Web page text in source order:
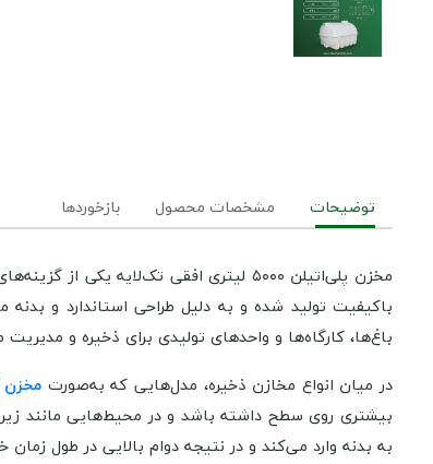
توضیحات مشخصات محصول بازخوردها
مخزن پلی‌اتیلن ۵۰۰۰ لیتری افقی
باکیفیت تولید شده و به دلیل طراحی استاندارد و
باغ‌ها، کارگاه‌ها و واحدهای تولیدی برای ذخیره و
در میان انواع مخازن ذخیره، مدل‌هایی که به‌صورت
بیشتری روی سطح داشته باشد و در محیط‌هایی مانند
به بدنه وارد می‌کند و در نتیجه دوام بالایی در طول